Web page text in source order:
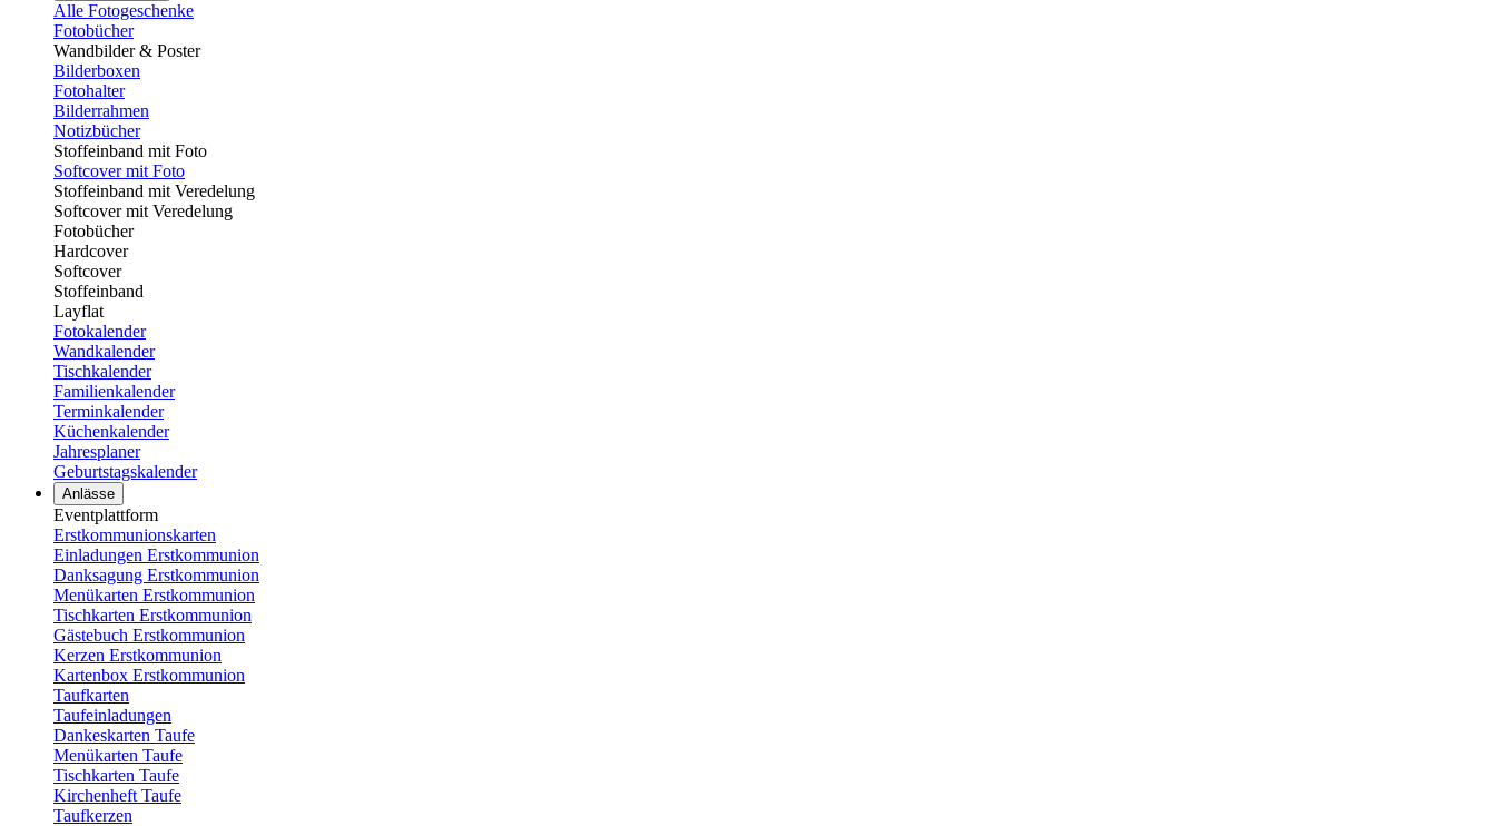
Alle Fotogeschenke
Fotobücher
Wandbilder & Poster
Bilderboxen
Fotohalter
Bilderrahmen
Notizbücher
Stoffeinband mit Foto
Softcover mit Foto
Stoffeinband mit Veredelung
Softcover mit Veredelung
Fotobücher
Hardcover
Softcover
Stoffeinband
Layflat
Fotokalender
Wandkalender
Tischkalender
Familienkalender
Terminkalender
Küchenkalender
Jahresplaner
Geburtstagskalender
Anlässe
Eventplattform
Erstkommunionskarten
Einladungen Erstkommunion
Danksagung Erstkommunion
Menükarten Erstkommunion
Tischkarten Erstkommunion
Gästebuch Erstkommunion
Kerzen Erstkommunion
Kartenbox Erstkommunion
Taufkarten
Taufeinladungen
Dankeskarten Taufe
Menükarten Taufe
Tischkarten Taufe
Kirchenheft Taufe
Taufkerzen